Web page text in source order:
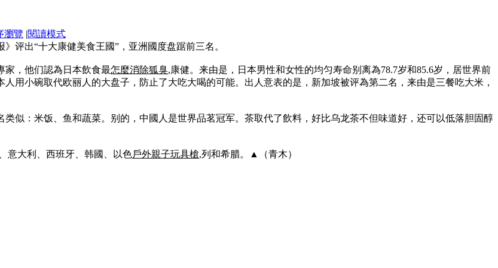
瀏覽 |閱讀模式
评出“十大康健美食王國”，亚洲國度盘踞前三名。
家，他们認為日本飲食最怎麼消除狐臭,康健。来由是，日本男性和女性的均匀寿命别离為78.7岁和85.6岁，居世界前
用小碗取代欧丽人的大盘子，防止了大吃大喝的可能。出人意表的是，新加坡被评為第二名，来由是三餐吃大米，
似：米饭、鱼和蔬菜。别的，中國人是世界品茗冠军。茶取代了飲料，好比乌龙茶不但味道好，还可以低落胆固醇
意大利、西班牙、韩國、以色戶外親子玩具槍,列和希腊。▲（青木）